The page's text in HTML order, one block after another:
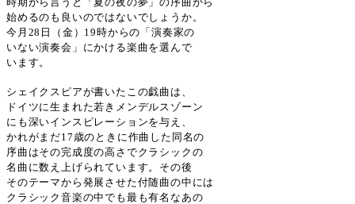
始めるのも良いのではないでしょうか。
今月 28 日（金） 19時からの「演奏家の
いない演奏会」にかける楽曲を選んで
います。
シェイクスピアが書いたこの戯曲は、
ドイツに生まれた若きメンデルスゾーン
にも深いインスピレーションを与え、
かれがまだ17 歳のときに作曲した同名の
序曲はその完成度の高さでクラシックの
名曲に数え上げられています。その後
そのテーマから発展させた付随曲の中には
クラシック音楽の中でも最も有名なあの